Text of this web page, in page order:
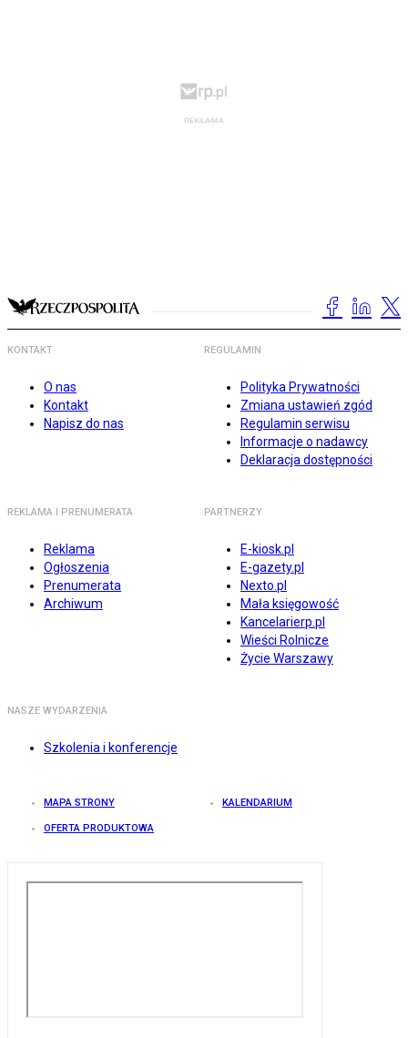
KONTAKT
O nas
Kontakt
Napisz do nas
REGULAMIN
Polityka Prywatności
Zmiana ustawień zgód
Regulamin serwisu
Informacje o nadawcy
Deklaracja dostępności
REKLAMA I PRENUMERATA
Reklama
Ogłoszenia
Prenumerata
Archiwum
PARTNERZY
E-kiosk.pl
E-gazety.pl
Nexto.pl
Mała księgowość
Kancelarierp.pl
Wieści Rolnicze
Życie Warszawy
NASZE WYDARZENIA
Szkolenia i konferencje
MAPA STRONY KALENDARIUM
OFERTA PRODUKTOWA